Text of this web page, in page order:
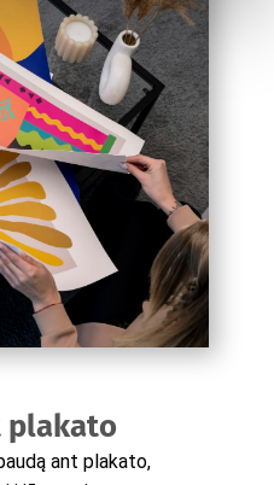
plakato
ant plakato,